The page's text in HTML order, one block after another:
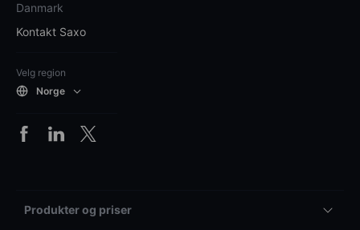
Danmark
Kontakt Saxo
Velg region
Norge
Produkter og priser